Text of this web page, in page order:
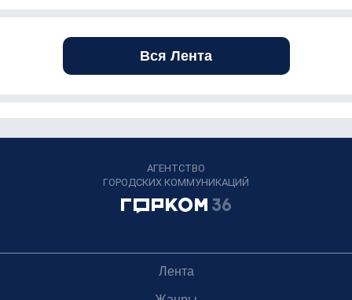
Вся Лента
АГЕНТСТВО
ГОРОДСКИХ КОММУНИКАЦИЙ
Лента